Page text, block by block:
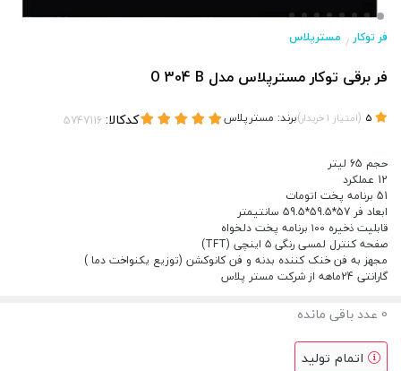
فر توکار / مسترپلاس
فر برقی توکار مسترپلاس مدل O 304 B
(امتیاز 1خریدار)برند: مسترپلاس کدکالا:
حجم 65 لیتر
12 عملکرد
51 برنامه پخت اتومات
ابعاد فر 57*59.5*59.5 سانتیمتر
قابلیت ذخیره ۱۰۰ برنامه پخت دلخواه
صفحه کنترل لمسی رنگی ۵ اینچی (TFT)
مجهز به فن خنک کننده بدنه و فن کانوکشن (توزیع یکنواخت دما )
گارانتی 24ماهه از شرکت مستر پلاس
0 عدد باقی مانده
اتمام تولید